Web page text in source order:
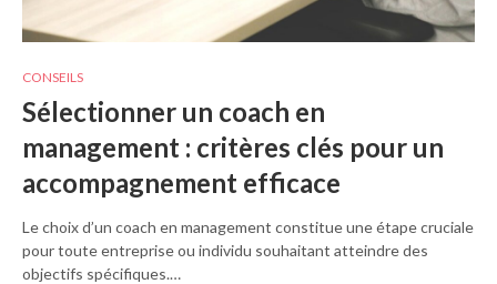
CONSEILS
Sélectionner un coach en
management : critères clés pour un
accompagnement efficace
Le choix d’un coach en management constitue une étape cruciale
pour toute entreprise ou individu souhaitant atteindre des
objectifs spécifiques.…